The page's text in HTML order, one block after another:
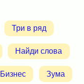
Три в ряд
Найди слова
Бизнес Зума